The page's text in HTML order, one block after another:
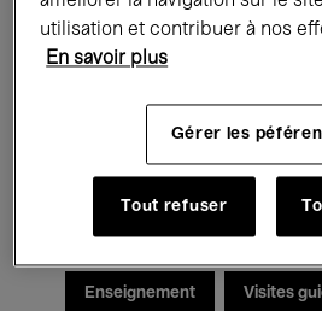
Rencontres & Débats
Musique électronique
Pour tous Kids’ Palace
Enseignement Visites
utilisation et contribuer à nos
En savoir plus
Gérer les
Tout refuser